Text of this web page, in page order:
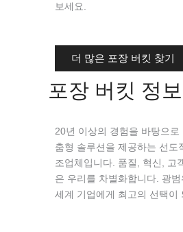
보세요.
더 많은 포장 버킷 찾기
포장 버킷 정보
20년 이상의 경험을 바탕으
춤형 솔루션을 제공하는 선도
조업체입니다. 품질, 혁신, 고
은 우리를 차별화합니다. 광
세계 기업에게 최고의 선택이